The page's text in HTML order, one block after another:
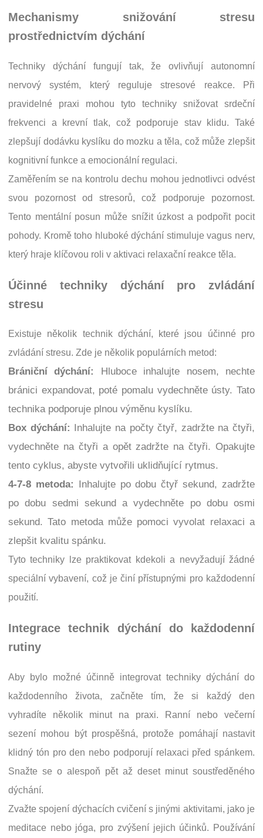
Mechanismy snižování stresu
prostřednictvím dýchání
Techniky dýchání fungují tak, že ovlivňují autonomní
nervový systém, který reguluje stresové reakce. Při
pravidelné praxi mohou tyto techniky snižovat srdeční
frekvenci a krevní tlak, což podporuje stav klidu. Také
zlepšují dodávku kyslíku do mozku a těla, což může zlepšit
kognitivní funkce a emocionální regulaci.
Zaměřením se na kontrolu dechu mohou jednotlivci odvést
svou pozornost od stresorů, což podporuje pozornost.
Tento mentální posun může snížit úzkost a podpořit pocit
pohody. Kromě toho hluboké dýchání stimuluje vagus nerv,
který hraje klíčovou roli v aktivaci relaxační reakce těla.
Účinné techniky dýchání pro zvládání
stresu
Existuje několik technik dýchání, které jsou účinné pro
zvládání stresu. Zde je několik populárních metod:
Brániční dýchání:
Hluboce inhalujte nosem, nechte
bránici expandovat, poté pomalu vydechněte ústy. Tato
technika podporuje plnou výměnu kyslíku.
Box dýchání: Inhalujte na počty čtyř, zadržte na čtyři,
vydechněte na čtyři a opět zadržte na čtyři. Opakujte
tento cyklus, abyste vytvořili uklidňující rytmus.
4-7-8 metoda: Inhalujte po dobu čtyř sekund, zadržte
po dobu sedmi sekund a vydechněte po dobu osmi
sekund. Tato metoda může pomoci vyvolat relaxaci a
zlepšit kvalitu spánku.
Tyto techniky lze praktikovat kdekoli a nevyžadují žádné
speciální vybavení, což je činí přístupnými pro každodenní
použití.
Integrace technik dýchání do každodenní
rutiny
Aby bylo možné účinně integrovat techniky dýchání do
každodenního života, začněte tím, že si každý den
vyhradíte několik minut na praxi. Ranní nebo večerní
sezení mohou být prospěšná, protože pomáhají nastavit
klidný tón pro den nebo podporují relaxaci před spánkem.
Snažte se o alespoň pět až deset minut soustředěného
dýchání.
Zvažte spojení dýchacích cvičení s jinými aktivitami, jako je
meditace nebo jóga, pro zvýšení jejich účinků. Používání